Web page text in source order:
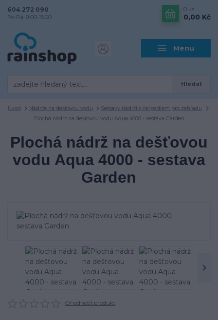
Menu
Hledat
604 272 090
Po-Pá: 9.00-15.00
0 ks
0,00 Kč
Úvod Nádrže na dešťovou vodu
Sestavy nádrží s čerpadlem pro zahradu
Plochá nádrž na dešťovou vodu Aqua 4000 - sestava Garden
Plochá nádrž na dešťovou
vodu Aqua 4000 - sestava
Garden
Ohodnotit produkt